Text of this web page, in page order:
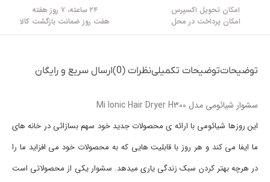
امکان تحویل اکسپرس
۲۴ ساعته، ۷ روز هفته
امکان پرداخت در محل
هفت روز ضمانت بازگشت کالا
توضیحاتتوضیحات تکمیلینظرات (0) ارسال سریع و رایگان
سشوار شیائومی مدل Mi Ionic Hair Dryer H300
این روزها شیائومی با ارائه ی محصولات جدید خود سهم بسازائی در خانه های
ما ایفا می کند و هر روز با قابلیت هایی که به محصولات خود می افزاید ما را
در هرچه بهتر کردن سبک زندگی یاری میدهد. سشوار یکی از محصولاتی است